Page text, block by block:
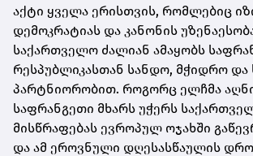
აქტი ყველა ერისთვის, რომლებიც
დემოკრატიას და კანონის
საქართველო ძალიან ამაყობს
რესპუბლიკასთან სანდო, მჭიდრო და
პარტნიორობით. როგორც ელჩმა
საფრანგეთი მხარს უჭერს
მისწრაფებას ევროპულ ოჯახში
და ამ ეროვნული დღესასწაულის